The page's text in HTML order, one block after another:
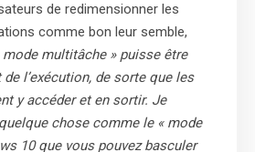
de redimensionner les
comme bon leur semble,
mode multitâche » puisse être
l’exécution, de sorte que les
y accéder et en sortir. Je
chose comme le « mode
10 que vous pouvez basculer